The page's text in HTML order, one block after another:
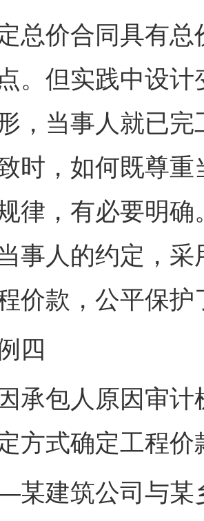
价合同具有总
。但实践中设
，当事人就已
时，如何既尊
律，有必要明
事人的约定，
价款，公平保护
四
包人原因审计
方式确定工程价
筑公司与某乡